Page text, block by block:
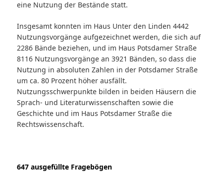
eine Nutzung der Bestände statt.
Insgesamt konnten im Haus Unter den Linden 4442
Nutzungsvorgänge aufgezeichnet werden, die sich auf
2286 Bände beziehen, und im Haus Potsdamer Straße
8116 Nutzungsvorgänge an 3921 Bänden, so dass die
Nutzung in absoluten Zahlen in der Potsdamer Straße
um ca. 80 Prozent höher ausfällt.
Nutzungsschwerpunkte bilden in beiden Häusern die
Sprach- und Literaturwissenschaften sowie die
Geschichte und im Haus Potsdamer Straße die
Rechtswissenschaft.
647 ausgefüllte Fragebögen